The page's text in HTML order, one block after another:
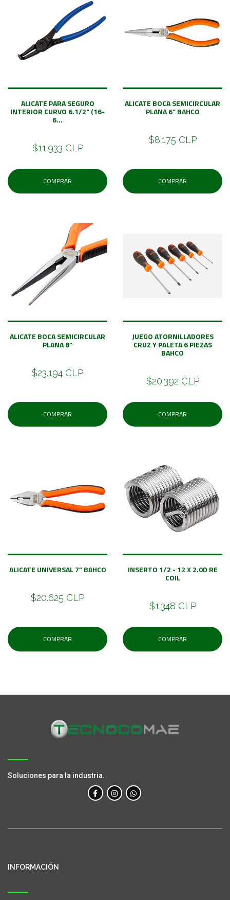
ALICATE PARA SEGURO
INTERIOR CURVO 6.1/2" (16-
6...
$11.933 CLP
COMPRAR
ALICATE BOCA SEMICIRCULAR
PLANA 6” BAHCO
$8.175 CLP
COMPRAR
ALICATE BOCA SEMICIRCULAR
PLANA 8”
$23.194 CLP
COMPRAR
JUEGO ATORNILLADORES
CRUZ Y PALETA 6 PIEZAS
BAHCO
$20.392 CLP
COMPRAR
ALICATE UNIVERSAL 7” BAHCO
$20.625 CLP
COMPRAR
INSERTO 1/2 - 12 X 2.0D RE
COIL
$1.348 CLP
COMPRAR
Soluciones para la industria.
INFORMACIÓN